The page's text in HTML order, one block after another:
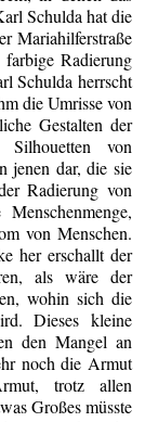
Schulda hat die
Mariahilferstraße
Radierung
Schulda herrscht
die Umrisse von
Gestalten der
von
jenen dar, die sie
Radierung von
von Menschen.
her erschallt der
als wäre der
wohin sich die
Dieses kleine
den Mangel an
noch die Armut
trotz allen
Großes müsste